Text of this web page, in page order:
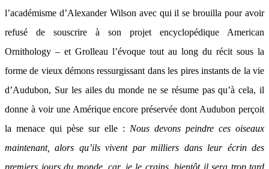
l’académisme d’Alexander Wilson avec qui il se brouilla pour avoir
refusé de souscrire à son projet encyclopédique American
Ornithology – et Grolleau l’évoque tout au long du récit sous la
forme de vieux démons ressurgissant dans les pires instants de la vie
d’Audubon, Sur les ailes du monde ne se résume pas qu’à cela, il
donne à voir une Amérique encore préservée dont Audubon perçoit
la menace qui pèse sur elle : Nous devons peindre ces oiseaux
maintenant, alors qu’ils vivent par milliers dans leur écrin des